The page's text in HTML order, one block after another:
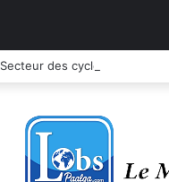
Secteur des cycles et